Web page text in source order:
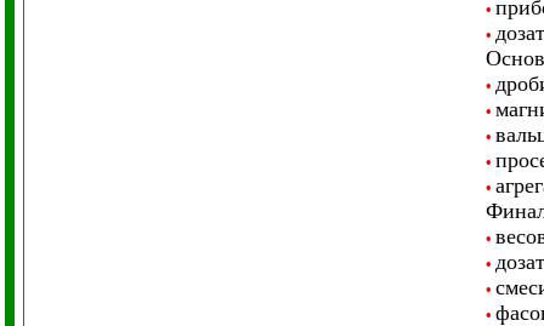
•
•
•
•
•
•
•
•
•
•
•